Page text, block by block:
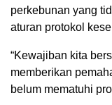
perkebunan yang
aturan protokol
“Kewajiban kita
memberikan
belum mematuhi